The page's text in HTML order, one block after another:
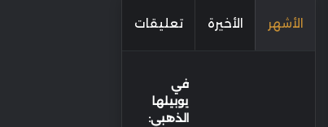
الأشهر الأخيرة تعليقات
في
يوبيلها
الذهبي: